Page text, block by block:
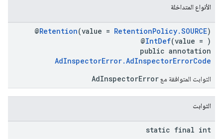
الأنواع المتداخلة
@Retention(value = RetentionPolicy.SOURCE)
@IntDef(value = )
public annotation
AdInspectorError.AdInspectorErrorCode
الثوابت المتوافقة معAdInspectorError
الثوابت
static final int